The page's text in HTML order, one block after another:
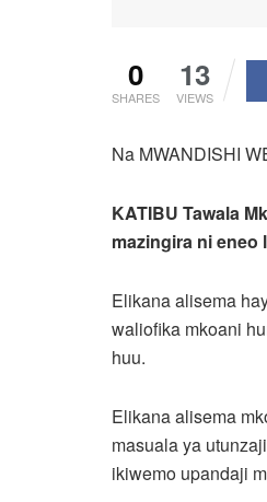
0
SHARES
13
VIEWS
Na MWANDISHI
KATIBU Tawala
mazingira ni eneo
Elikana alisema
waliofika mkoani
huu.
Elikana alisema
masuala ya
ikiwemo upandaji